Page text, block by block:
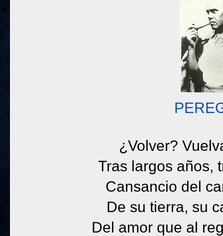
¿Volver?
Tras largos años,
Cansancio del
De su tierra, su
Del amor que al